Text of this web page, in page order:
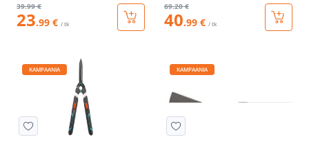
39.99 €
23.99 € / tk
69.20 €
40.99 € / tk
KAMPAANIA KAMPAANIA